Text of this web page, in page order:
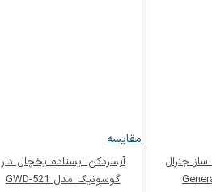
جنرال
مقایسه
آبسردکن ایستاده یخچال دار
گوسونیک مدل GWD-521